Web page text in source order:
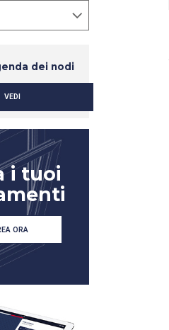
dei nodi
VEDI
i tuoi
ORA